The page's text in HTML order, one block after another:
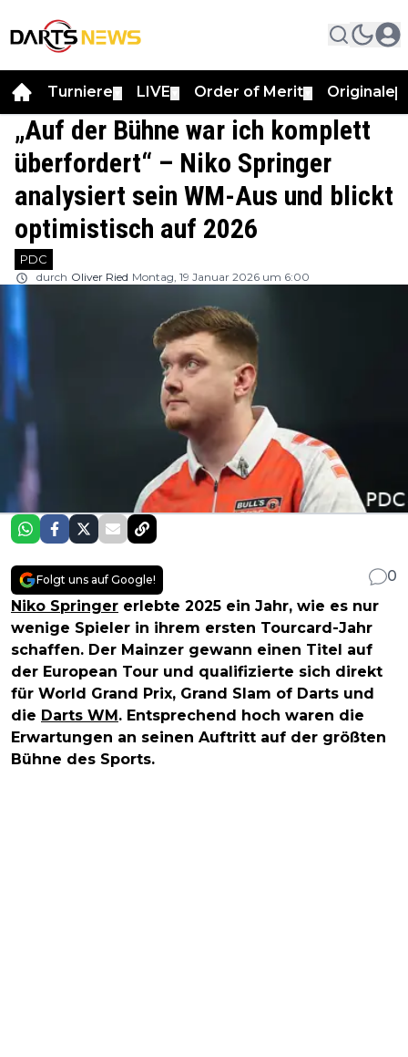
Turniere LIVE Order of Merit Originale
„Auf der Bühne war ich komplett
überfordert“ – Niko Springer
analysiert sein WM-Aus und blickt
optimistisch auf 2026
PDC
durch Oliver Ried Montag, 19 Januar 2026 um 6:00
Folgt uns auf Google!
0
Niko Springer erlebte 2025 ein Jahr, wie es nur
wenige Spieler in ihrem ersten Tourcard-Jahr
schaffen. Der Mainzer gewann einen Titel auf
der European Tour und qualifizierte sich direkt
für World Grand Prix, Grand Slam of Darts und
die Darts WM . Entsprechend hoch waren die
Erwartungen an seinen Auftritt auf der größten
Bühne des Sports.